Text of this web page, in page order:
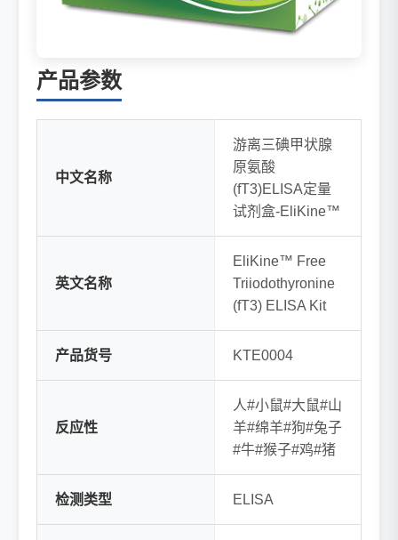
产品参数
中文名称
游离三碘甲状腺
原氨酸
(fT3)ELISA定量
试剂盒-EliKine™
英文名称
EliKine™ Free
Triiodothyronine
(fT3) ELISA Kit
产品货号 KTE0004
反应性
人#小鼠#大鼠#山
羊#绵羊#狗#兔子
#牛#猴子#鸡#猪
检测类型 ELISA